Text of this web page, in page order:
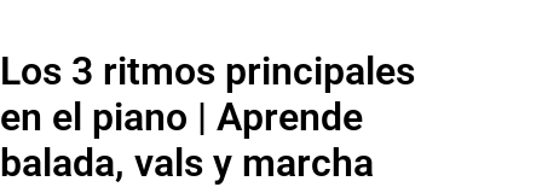
Los 3 ritmos principales
en el piano | Aprende
balada, vals y marcha